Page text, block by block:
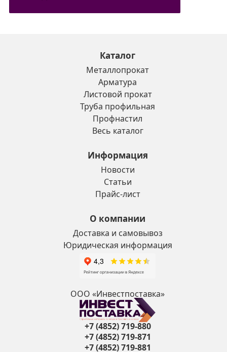
Каталог
Металлопрокат
Арматура
Листовой прокат
Труба профильная
Профнастил
Весь каталог
Информация
Новости
Статьи
Прайс-лист
О компании
Доставка и самовывоз
Юридическая информация
ООО «Инвестпоставка»
+7 (4852) 719-880
+7 (4852) 719-871
+7 (4852) 719-881